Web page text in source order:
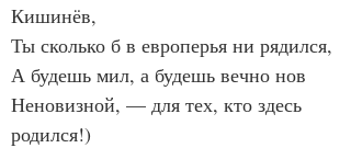
Кишинёв,
Ты сколько б в европерья ни рядился,
А будешь мил, а будешь вечно нов
Неновизной, — для тех, кто здесь
родился!)